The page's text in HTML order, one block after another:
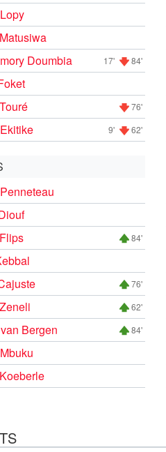
Doumbia 17' 84'
76'
9' 62'
84'
76'
62'
Bergen 84'